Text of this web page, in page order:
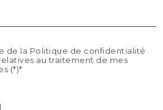
de la Politique de confidentialité
au traitement de mes
(*)*